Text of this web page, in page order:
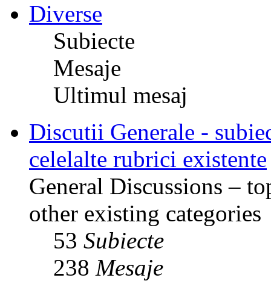
Diverse
Subiecte
Mesaje
Ultimul mesaj
Discutii Generale -
celelalte rubrici existente
General Discussions –
other existing categories
53 Subiecte
238 Mesaje